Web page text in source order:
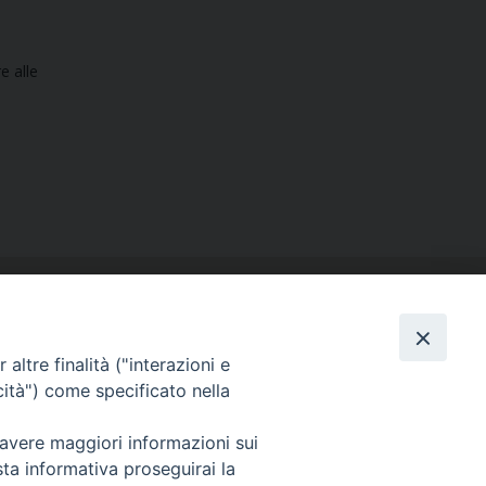
alle
Facebook
Instagram
X YouTube
altre finalità ("interazioni e
come specificato nella
maggiori informazioni sui
informativa proseguirai la